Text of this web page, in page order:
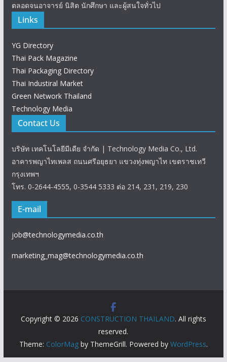
ตลอดจนอาจารย์ นิสิต นักศึกษา และผู้สนใจทั่วไป
Links
YG Directory
Thai Pack Magazine
Thai Packaging Directory
Thai Industiral Market
Green Network Thailand
Technology Media
Contact Us
บริษัท เทคโนโลยีมีเดีย จำกัด | Technology Media Co., Ltd.
อาคารพญาไทเพลส ถนนศรีอยุธยา แขวงทุ่งพญาไท เขตราชเทวี
กรุงเทพฯ
โทร. 0-2644-4555, 0-3544 5333 ต่อ 214, 231, 219, 230
E-mail
job@technologymedia.co.th
marketing_mag@technologymedia.co.th
Copyright © 2026 CONSTRUCTION THAILAND. All rights
reserved.
Theme: ColorMagby ThemeGrill. Powered by WordPress.